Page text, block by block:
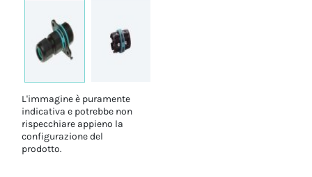
L'immagine è puramente
indicativa e potrebbe non
rispecchiare appieno la
configurazione del
prodotto.